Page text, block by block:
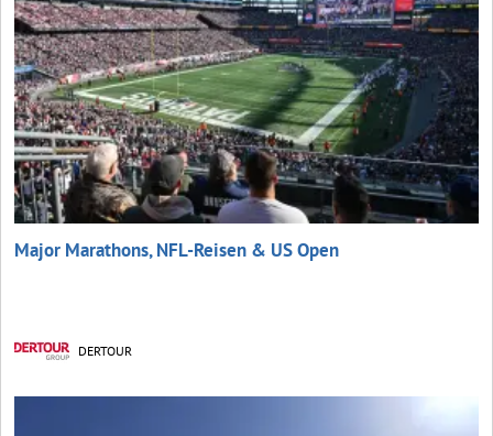
Major Marathons, NFL-Reisen & US Open
DERTOUR